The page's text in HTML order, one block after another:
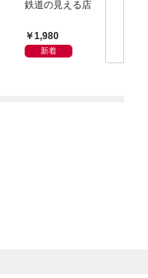
鉄道の見える店
1,980
新着